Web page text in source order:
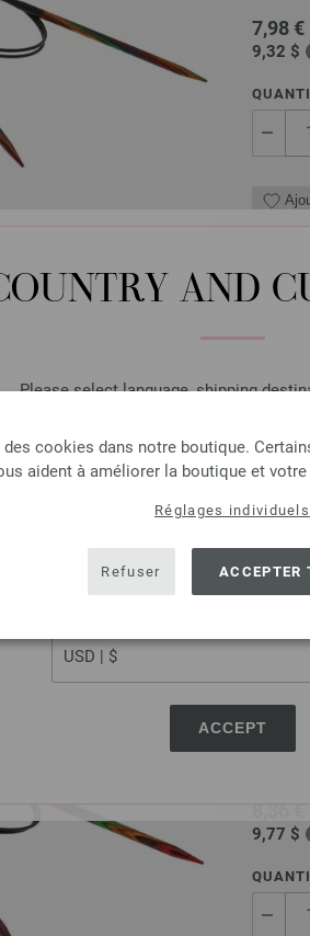
AND
Please select language, shipping
USA - The United States of
ACCEPT
cookies dans notre boutique.
aident à améliorer la boutique et votre
Réglages individuels
Refuser ACCEPTER
7,98 €
9,32 $
9,32 $
8,36 €
9,77 $